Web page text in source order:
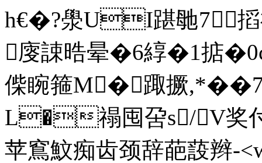
h€�?澩UI踸毑7搯
廀誎晧晕�6綧�1
偨睕箍M�踙撅,*��7
L�禢囤呄s/V奖
苹窵魰痴齿颈辞葩蔎辫-